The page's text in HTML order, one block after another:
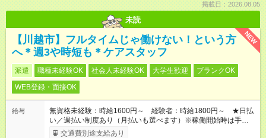
掲載日：2026.08.05
未読
NEW
【川越市】フルタイムじゃ働けない！という方
へ＊週3や時短も＊ケアスタッフ
派遣 職種未経験OK 社会人未経験OK 大学生歓迎
ブランクOK
WEB登録・面接OK
給与
無資格未経験：時給1600円～ 経験者：時給1800円～ ★日払
い／週払い制度あり（月払いも選べます）※稼働開始時は手続き
完了次第のお支払いとなります。
交通費別途支給あり